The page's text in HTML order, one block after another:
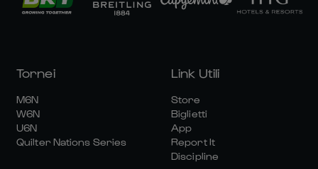
Tornei
M6N
W6N
U6N
Quilter Nations Series
Link Utili
Store
Biglietti
App
Report It
Discipline